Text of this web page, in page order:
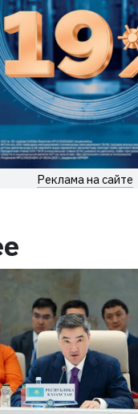
Реклама на сайте